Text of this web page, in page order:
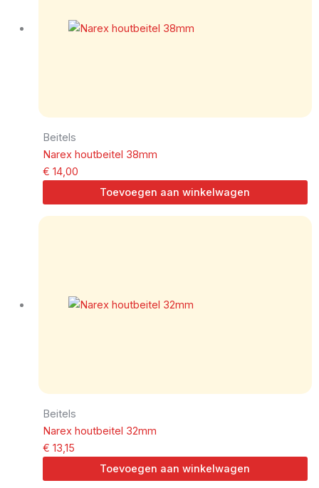
Beitels
Narex houtbeitel 38mm
€ 14,00
Toevoegen aan winkelwagen
Beitels
Narex houtbeitel 32mm
€ 13,15
Toevoegen aan winkelwagen